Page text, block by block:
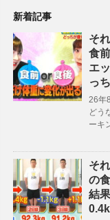
新着記事
そ
食
エ
っ
26年
どう
ーキ
そ
の
結